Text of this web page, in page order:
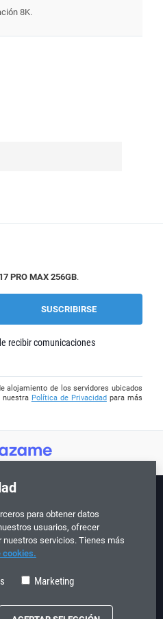
8K.
PRO MAX 256GB.
recibir comunicaciones
alojamiento de los servidores ubicados
Política de Privacidadpara más
para obtener datos
usuarios, ofrecer
nuestros servicios. Tienes más
cookies.
Marketing